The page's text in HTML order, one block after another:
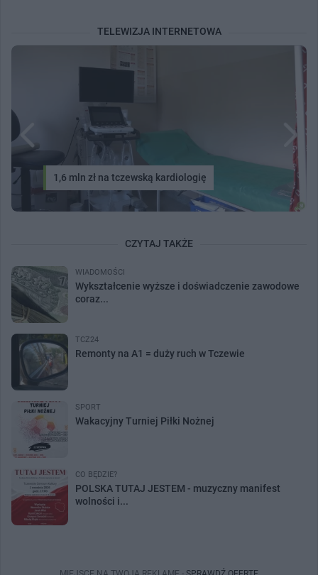
TELEWIZJA INTERNETOWA
1,6 mln zł na tczewską kardiologię
CZYTAJ TAKŻE
WIADOMOŚCI
Wykształcenie wyższe i doświadczenie zawodowe
coraz...
TCZ24
Remonty na A1 = duży ruch w Tczewie
SPORT
Wakacyjny Turniej Piłki Nożnej
CO BĘDZIE?
POLSKA TUTAJ JESTEM - muzyczny manifest
wolności i...